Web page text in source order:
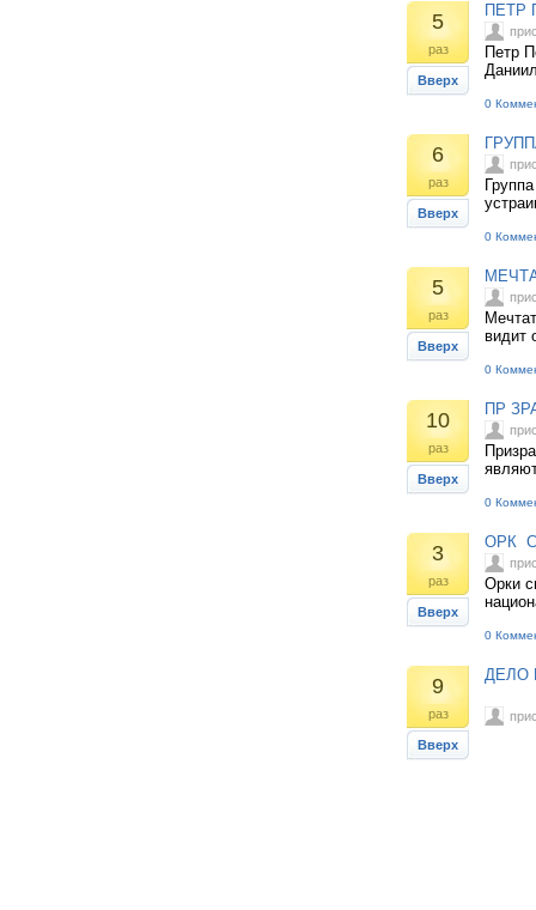
5
раз
Вверх
ПЕТР
Петр
0
6
раз
Вверх
0
5
раз
Вверх
видит
0
10
раз
Вверх
ПР
0
3
раз
Вверх
ОРК
Орки
0
9
раз
Вверх
ДЕЛО